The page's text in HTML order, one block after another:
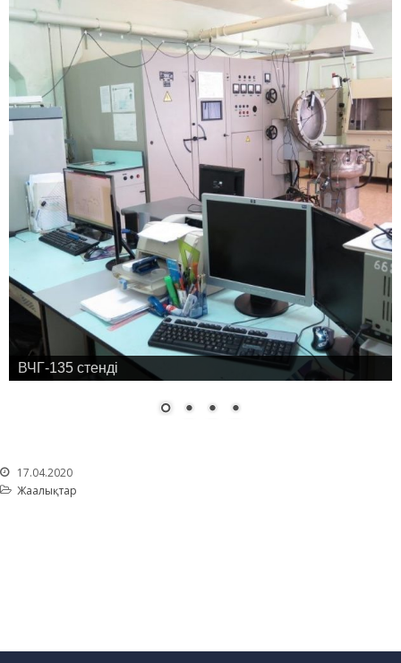
Бос қызметтер
Пошта
Байланыс
ВЧГ-135 стенді
17.04.2020
Жаңалықтар